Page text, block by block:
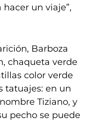
un viaje”,
Barboza
chaqueta verde
color verde
tatuajes: en un
Tiziano, y
pecho se puede